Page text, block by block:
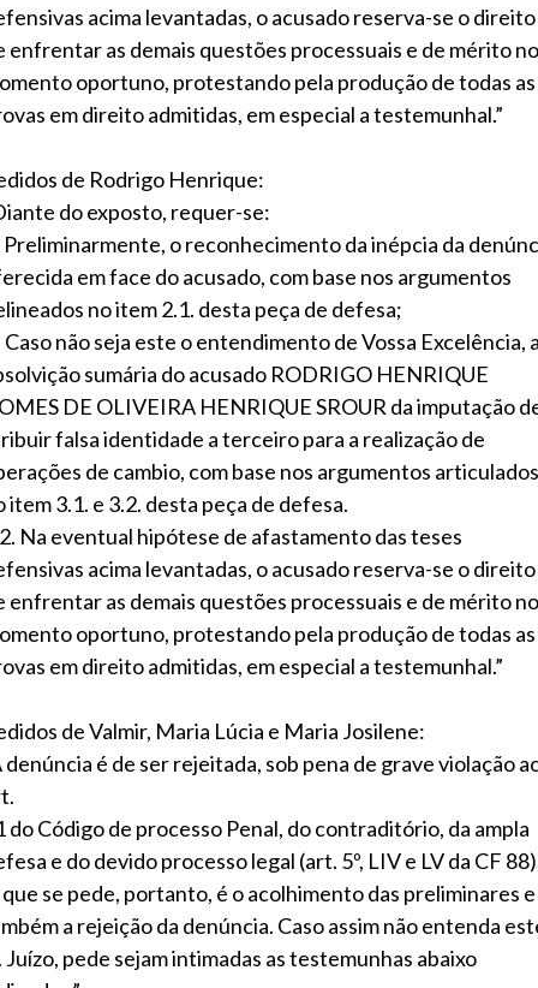
acima levantadas, o acusado reserva-se o direito
enfrentar as demais questões processuais e de mérito no
oportuno, protestando pela produção de todas as
em direito admitidas, em especial a testemunhal.”
de Rodrigo Henrique:
do exposto, requer-se:
Preliminarmente, o reconhecimento da inépcia da
em face do acusado, com base nos argumentos
no item 2.1. desta peça de defesa;
Caso não seja este o entendimento de Vossa Excelência,
sumária do acusado RODRIGO HENRIQUE
DE OLIVEIRA HENRIQUE SROUR da imputação
falsa identidade a terceiro para a realização de
de cambio, com base nos argumentos articulados
item 3.1. e 3.2. desta peça de defesa.
Na eventual hipótese de afastamento das teses
acima levantadas, o acusado reserva-se o direito
enfrentar as demais questões processuais e de mérito no
oportuno, protestando pela produção de todas as
em direito admitidas, em especial a testemunhal.”
de Valmir, Maria Lúcia e Maria Josilene:
denúncia é de ser rejeitada, sob pena de grave violação
do Código de processo Penal, do contraditório, da ampla
e do devido processo legal (art. 5º, LIV e LV da CF
se pede, portanto, é o acolhimento das preliminares e
a rejeição da denúncia. Caso assim não entenda
Juízo, pede sejam intimadas as testemunhas abaixo